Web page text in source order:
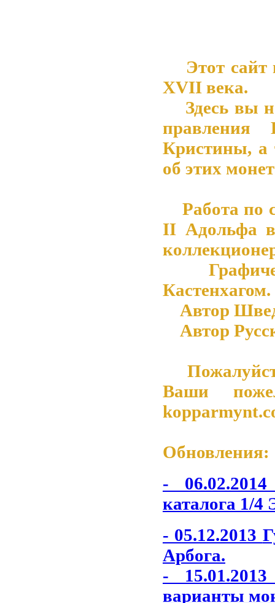
Этот сайт
XVII века.
Здесь вы
Кристины, а
об этих
Работа по
II Адольфа
Кастенхагом.
Автор
Автор
Ваши
Обновления:
-
каталога 1/4
- 05.12.2013
Арбога.
-
варианты